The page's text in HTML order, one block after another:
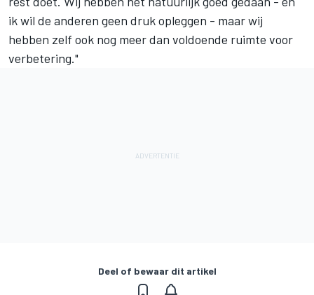
ik wil de anderen geen druk opleggen - maar wij
hebben zelf ook nog meer dan voldoende ruimte voor
verbetering."
Deel of bewaar dit artikel